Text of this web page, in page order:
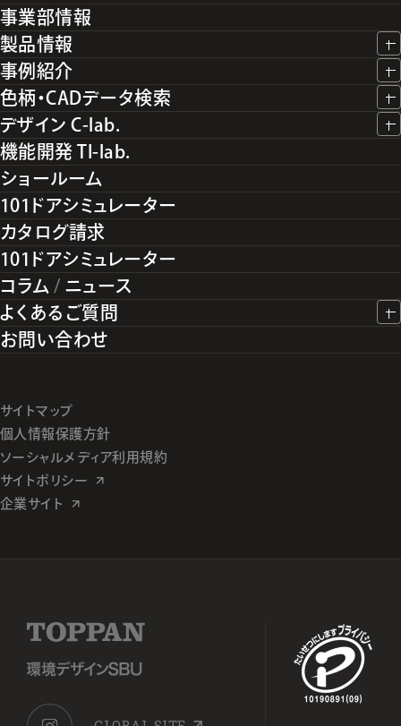
事業部情報
製品情報
事例紹介
色柄・CADデータ検索
デザイン C-lab.
機能開発 TI-lab.
ショールーム
101ドアシミュレーター
カタログ請求
101ドアシミュレーター
コラム /ニュース
よくあるご質問
お問い合わせ
サイトマップ
個人情報保護方針
ソーシャルメディア利用規約
サイトポリシー
企業サイト